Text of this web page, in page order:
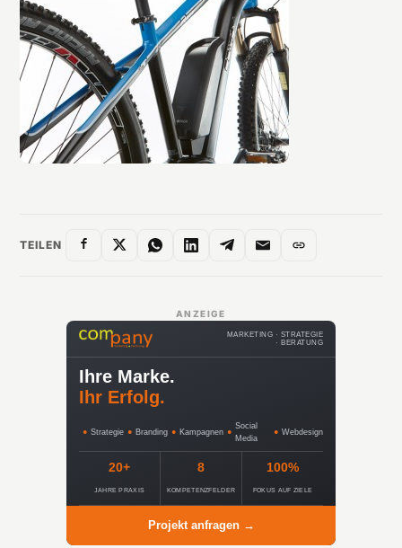
TEILEN
ANZEIGE
MARKETING · STRATEGIE
· BERATUNG
Ihre Marke.
Ihr Erfolg.
● Strategie ● Branding ● Kampagnen ●
Social
Media
● Webdesign
20+
JAHRE PRAXIS
8
KOMPETENZFELDER
100%
FOKUS AUF ZIELE
Projekt anfragen →